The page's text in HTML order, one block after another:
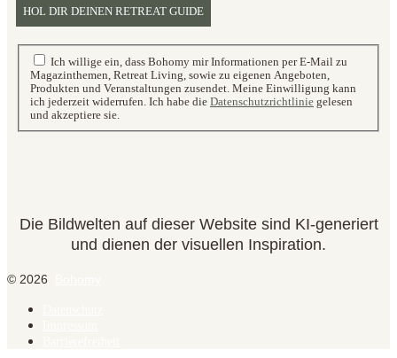
Ich willige ein, dass Bohomy mir Informationen per E-Mail zu
Magazinthemen, Retreat Living, sowie zu eigenen Angeboten,
Produkten und Veranstaltungen zusendet. Meine Einwilligung kann
ich jederzeit widerrufen. Ich habe die Datenschutzrichtlinie gelesen
und akzeptiere sie.
Die Bildwelten auf dieser Website sind KI-generiert
und dienen der visuellen Inspiration.
© 2026